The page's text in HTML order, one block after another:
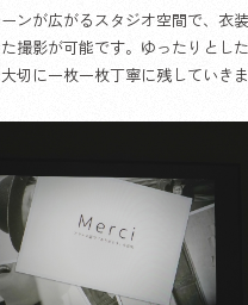
ンが広がるスタジオ空間で、衣
撮影が可能です。ゆったりとし
切に一枚一枚丁寧に残していきま